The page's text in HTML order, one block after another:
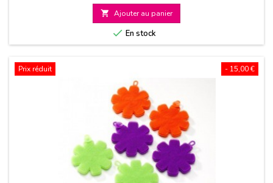
de
base
 Ajouter au panier
 En stock
- 15,00 €
Prix réduit